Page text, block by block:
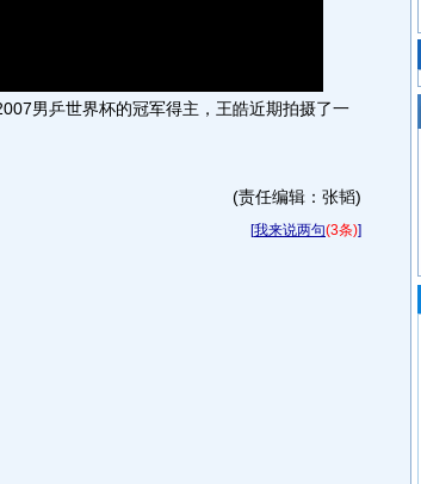
男乒世界杯的冠军得主，王皓近期拍摄了一
(责任编辑：张韬)
[我来说两句(3条)]